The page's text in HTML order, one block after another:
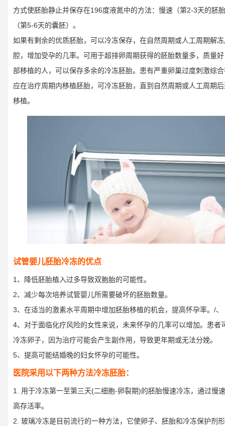
方式使胚胎静止并保存在196度液氮中的方法：慢速（第2-3天的胚
（第5-6天的囊胚）。
如果有剩余的优质胚胎，可以冷冻保存，在自然周期或人工周期解
腔，增加受孕的几率。可用于超排卵周期获得的胚胎数量多，质量
部移植的人，可以保存多余的冷冻胚胎。患有严重卵巢过度刺激综
应在治疗周期内移植胚胎，可冷冻胚胎，直到自然周期或人工周期
移植。
试管婴儿胚胎冷冻的优点
1、降低胚胎植入过多导致双胞胎的可能性。
2、减少每次培养试管婴儿所需要破坏的胚胎数量。
3、在适当的激素水平周期中增加胚胎移植的机会，提高怀孕率。/、
4、对于面临化疗风险的女性来说，未来怀孕的几率可以增加。患者
冷冻卵子，因为治疗可能会产生副作用，导致更年期或无法分娩。
5、提高可能结婚晚的妇女怀孕的可能性。
医院采用以下两种方法冷冻胚胎：
1. 用于冷冻第一至第三天(二细胞-卵裂期)的胚胎慢速冷冻，通过慢
高存活率。
2. 玻璃冷冻是目前流行的一种方法，它使卵子、胚胎和冷冻保护剂